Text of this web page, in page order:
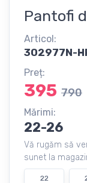
Pantofi
Articol:
302977N-
Preț:
395 790
Mărimi:
22-26
Vă rugăm să
sunet la
22